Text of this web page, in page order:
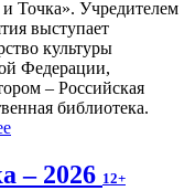
и Точка». Учредителем
выступает
культуры
Федерации,
– Российская
библиотека.
– 2026 12+